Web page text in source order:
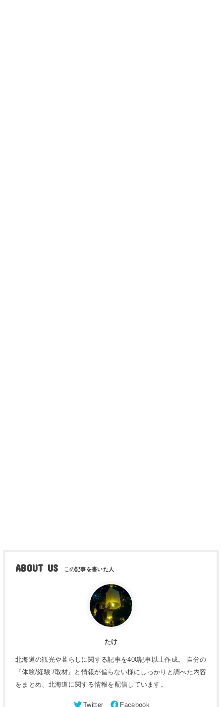
ABOUT US
たけ
北海道の観光や暮らしに関する記事を400記事以上作成。 自分の
『体験/経験 /取材』と情報が偏らない様にしっかりと調べた内容
をまとめ、北海道に関する情報を配信しています。